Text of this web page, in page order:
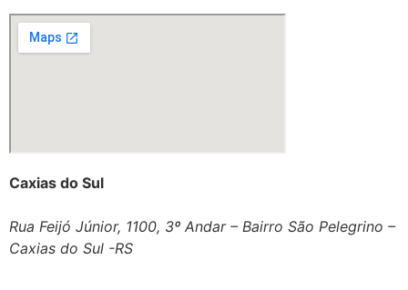
Caxias do Sul
Rua Feijó Júnior, 1100, 3º Andar – Bairro São Pelegrino –
Caxias do Sul -RS